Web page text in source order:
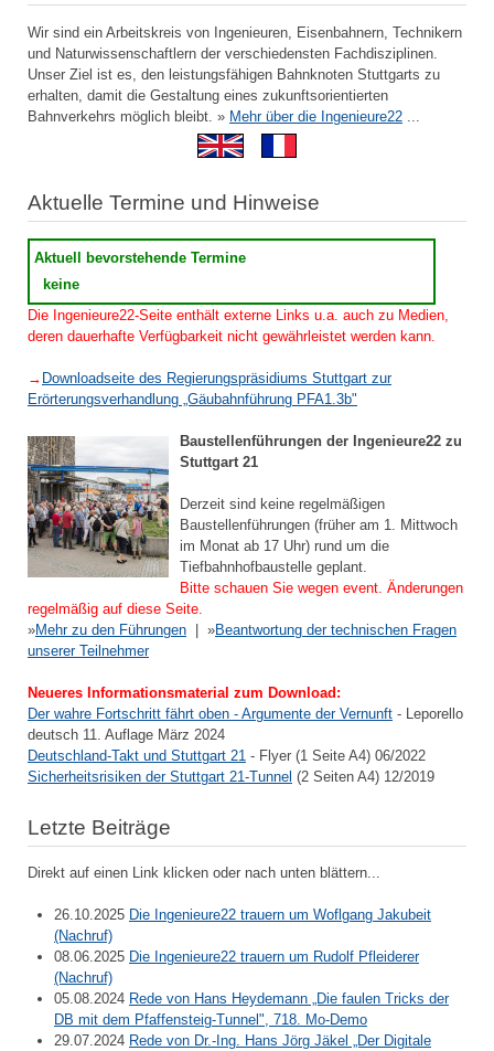
Wir sind ein Arbeitskreis von Ingenieuren, Eisenbahnern, Technikern
und Naturwissenschaftlern der verschiedensten Fachdisziplinen.
Unser Ziel ist es, den leistungsfähigen Bahnknoten Stuttgarts zu
erhalten, damit die Gestaltung eines zukunftsorientierten
Bahnverkehrs möglich bleibt. » Mehr über die Ingenieure22
Aktuelle Termine und Hinweise
Aktuell bevorstehende Termine
keine
Die Ingenieure22-Seite enthält externe Links u.a. auch zu Medien,
deren dauerhafte Verfügbarkeit nicht gewährleistet werden kann.
→ Downloadseite des Regierungspräsidiums Stuttgart zur
Erörterungsverhandlung „Gäubahnführung PFA1.3b"
Baustellenführungen der Ingenieure22 zu
Stuttgart 21
Derzeit sind keine regelmäßigen
Baustellenführungen (früher am 1. Mittwoch
im Monat ab 17 Uhr) rund um die
Tiefbahnhofbaustelle geplant.
Bitte schauen Sie wegen event. Änderungen
regelmäßig auf diese Seite.
»Mehr zu den Führungen | »Beantwortung der technischen Fragen
unserer Teilnehmer
Neueres Informationsmaterial zum Download:
Der wahre Fortschritt fährt oben - Argumente der Vernunft - Leporello
deutsch 11. Auflage März 2024
Deutschland-Takt und Stuttgart 21 - Flyer (1 Seite A4) 06/2022
Sicherheitsrisiken der Stuttgart 21-Tunnel (2 Seiten A4) 12/2019
Letzte Beiträge
Direkt auf einen Link klicken oder nach unten blättern...
26.10.2025 Die Ingenieure22 trauern um Woflgang Jakubeit
(Nachruf)
08.06.2025 Die Ingenieure22 trauern um Rudolf Pfleiderer
(Nachruf)
05.08.2024 Rede von Hans Heydemann „Die faulen Tricks der
DB mit dem Pfaffensteig-Tunnel", 718. Mo-Demo
29.07.2024 Rede von Dr.-Ing. Hans Jörg Jäkel „Der Digitale